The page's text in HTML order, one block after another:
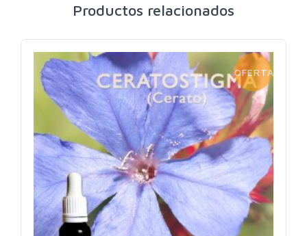
Productos relacionados
OFERTA!